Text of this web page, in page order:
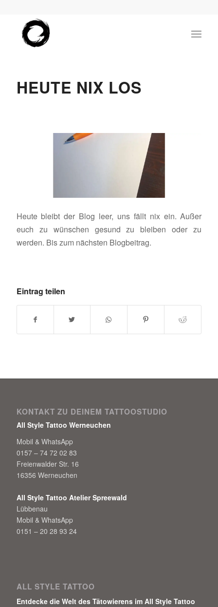
HEUTE NIX LOS
Heute bleibt der Blog leer, uns fällt nix ein. Außer
euch zu wünschen gesund zu bleiben oder zu
werden. Bis zum nächsten Blogbeitrag.
Eintrag teilen
KONTAKT ZU DEINEM TATTOOSTUDIO
All Style Tattoo Werneuchen
Mobil & WhatsApp
0157 – 74 72 02 83
Freienwalder Str. 16
16356 Werneuchen
All Style Tattoo Atelier Spreewald
Lübbenau
Mobil & WhatsApp
0151 – 20 28 93 24
ALL STYLE TATTOO
Entdecke die Welt des Tätowierens im All Style Tattoo